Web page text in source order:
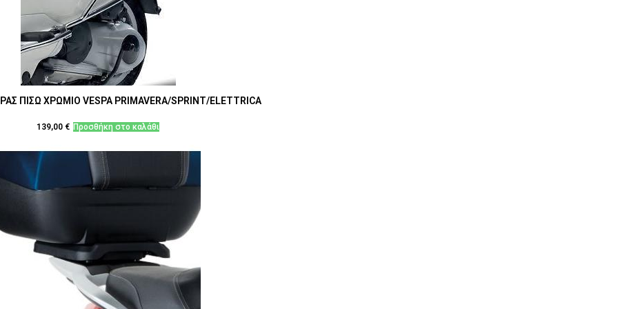
ΠΙΣΩ ΧΡΩΜΙΟ VESPA PRIMAVERA/SPRINT/ELETTRICA
139,00 € Προσθήκη στο καλάθι